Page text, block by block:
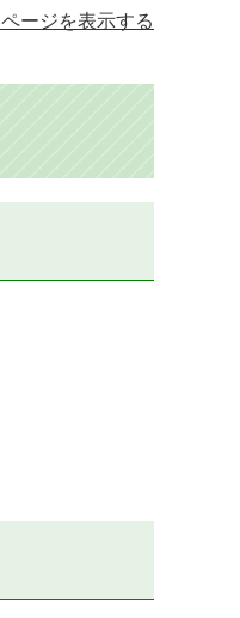
ージを表示する